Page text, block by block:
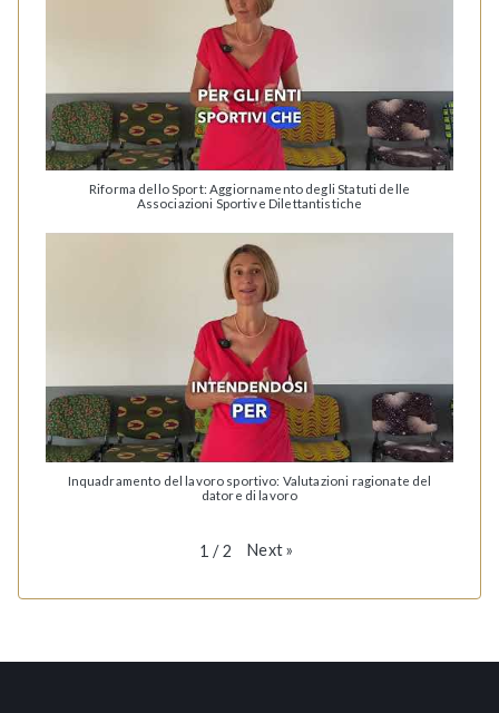
Riforma dello Sport: Aggiornamento degli Statuti delle
Associazioni Sportive Dilettantistiche
Inquadramento del lavoro sportivo: Valutazioni ragionate del
datore di lavoro
1 / 2 Next»